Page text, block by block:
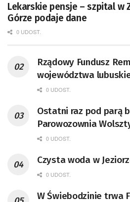
Lekarskie pensje – szpital w
Górze podaje dane
0 UDOST.
Rządowy Fundusz
województwa
0 UDOST.
Ostatni raz pod parą
Parowozownia
remont unikatowego
0 UDOST.
Czysta woda w
0 UDOST.
W Świebodzinie trwa